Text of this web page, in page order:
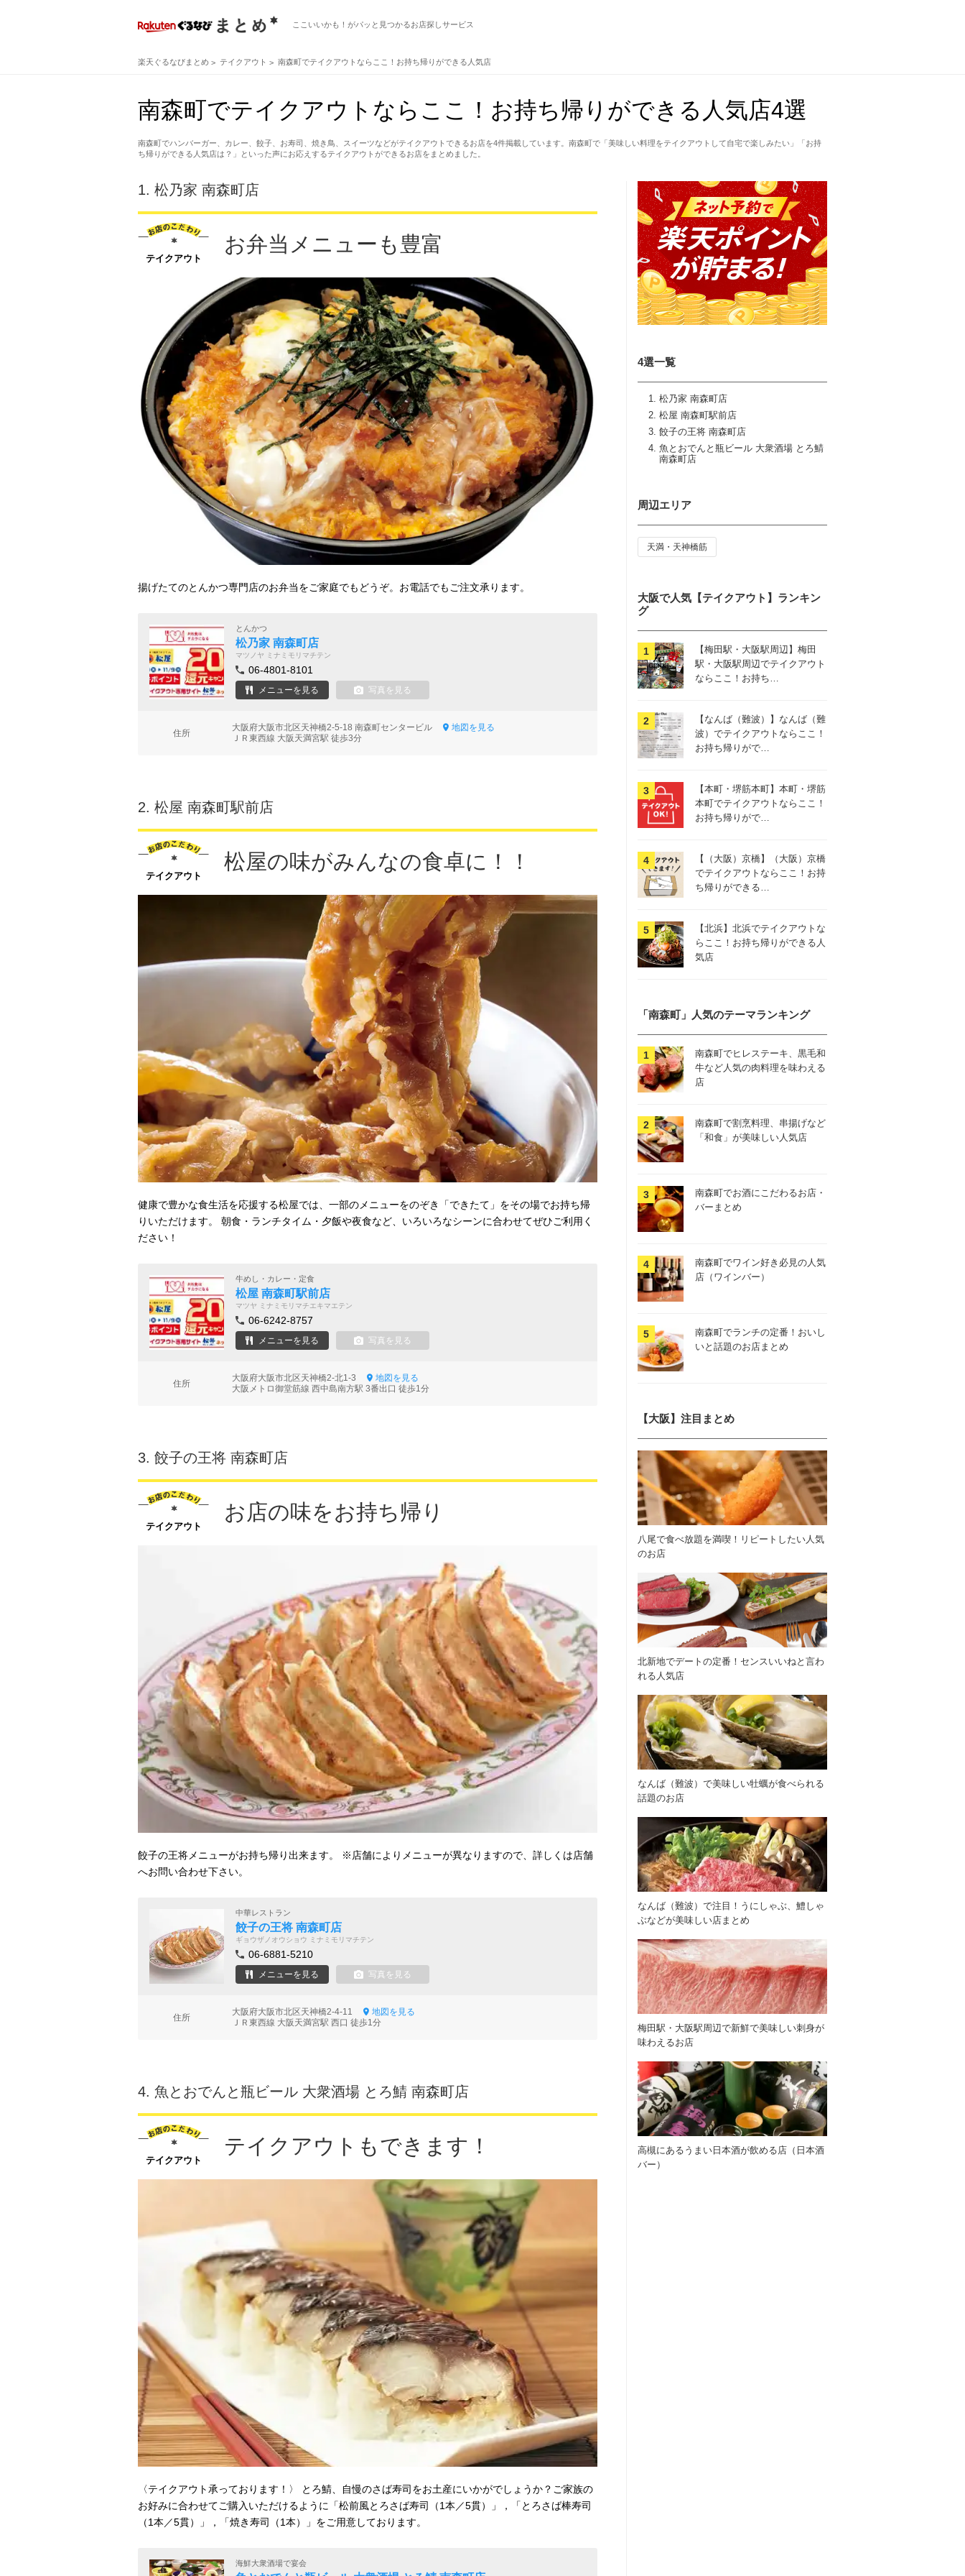
ここいいかも！がパッと見つかるお店探しサービス
楽天ぐるなびまとめ テイクアウト 南森町でテイクアウトならここ！お持ち帰りができる人気店
南森町でテイクアウトならここ！お持ち帰りができる人気店4選
南森町でハンバーガー、カレー、餃子、お寿司、焼き鳥、スイーツなどがテイクアウトできるお店を4件掲載しています。南森町で「美味しい料理をテイクアウトして自宅で楽しみたい」「お持
ち帰りができる人気店は？」といった声にお応えするテイクアウトができるお店をまとめました。
4選一覧
松乃家 南森町店
松屋 南森町駅前店
餃子の王将 南森町店
魚とおでんと瓶ビール 大衆酒場 とろ鯖
南森町店
1. 松乃家 南森町店
テイクアウト
お弁当メニューも豊富
揚げたてのとんかつ専門店のお弁当をご家庭でもどうぞ。お電話でもご注文承ります。
とんかつ
松乃家 南森町店
マツノヤ ミナミモリマチテン
06-4801-8101
メニューを見る 写真を見る
住所
大阪府大阪市北区天神橋2-5-18 南森町センタービル
地図を見る
ＪＲ東西線 大阪天満宮駅 徒歩3分
2. 松屋 南森町駅前店
テイクアウト
松屋の味がみんなの食卓に！！
健康で豊かな食生活を応援する松屋では、一部のメニューをのぞき「できたて」をその場でお持ち帰
りいただけます。 朝食・ランチタイム・夕飯や夜食など、いろいろなシーンに合わせてぜひご利用く
ださい！
牛めし・カレー・定食
松屋 南森町駅前店
マツヤ ミナミモリマチエキマエテン
06-6242-8757
メニューを見る 写真を見る
住所
大阪府大阪市北区天神橋2-北1-3
地図を見る
大阪メトロ御堂筋線 西中島南方駅 3番出口 徒歩1分
3. 餃子の王将 南森町店
テイクアウト
お店の味をお持ち帰り
餃子の王将メニューがお持ち帰り出来ます。 ※店舗によりメニューが異なりますので、詳しくは店舗
へお問い合わせ下さい。
中華レストラン
餃子の王将 南森町店
ギョウザノオウショウ ミナミモリマチテン
06-6881-5210
メニューを見る 写真を見る
住所
大阪府大阪市北区天神橋2-4-11
地図を見る
ＪＲ東西線 大阪天満宮駅 西口 徒歩1分
4. 魚とおでんと瓶ビール 大衆酒場 とろ鯖 南森町店
テイクアウト
テイクアウトもできます！
〈テイクアウト承っております！〉 とろ鯖、自慢のさば寿司をお土産にいかがでしょうか？ご家族の
お好みに合わせてご購入いただけるように「松前風とろさば寿司（1本／5貫）」，「とろさば棒寿司
（1本／5貫）」，「焼き寿司（1本）」をご用意しております。
海鮮大衆酒場で宴会
周辺エリア
天満・天神橋筋
大阪で人気【テイクアウト】ランキン
グ
【梅田駅・大阪駅周辺】梅田
駅・大阪駅周辺でテイクアウト
ならここ！お持ち…
【なんば（難波）】なんば（難
波）でテイクアウトならここ！
お持ち帰りがで…
【本町・堺筋本町】本町・堺筋
本町でテイクアウトならここ！
お持ち帰りがで…
【（大阪）京橋】（大阪）京橋
でテイクアウトならここ！お持
ち帰りができる…
【北浜】北浜でテイクアウトな
らここ！お持ち帰りができる人
気店
「南森町」人気のテーマランキング
南森町でヒレステーキ、黒毛和
牛など人気の肉料理を味わえる
店
南森町で割烹料理、串揚げなど
「和食」が美味しい人気店
南森町でお酒にこだわるお店・
バーまとめ
南森町でワイン好き必見の人気
店（ワインバー）
南森町でランチの定番！おいし
いと話題のお店まとめ
【大阪】注目まとめ
八尾で食べ放題を満喫！リピートしたい人気
のお店
北新地でデートの定番！センスいいねと言わ
れる人気店
なんば（難波）で美味しい牡蠣が食べられる
話題のお店
なんば（難波）で注目！うにしゃぶ、鱧しゃ
ぶなどが美味しい店まとめ
梅田駅・大阪駅周辺で新鮮で美味しい刺身が
味わえるお店
高槻にあるうまい日本酒が飲める店（日本酒
バー）